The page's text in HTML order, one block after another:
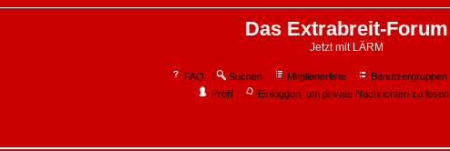
Das Extrabreit-Forum
Jetzt mit LÄRM
FAQ Suchen Mitgliederliste Benutzergruppen
Profil
Einloggen, um private Nachrichten zu lesen